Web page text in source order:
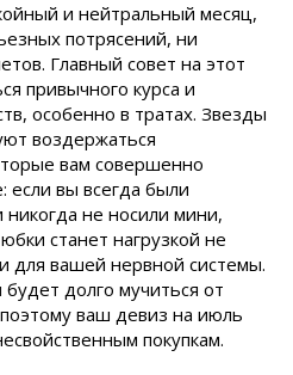
и нейтральный месяц,
потрясений, ни
Главный совет на этот
привычного курса и
особенно в тратах. Звезды
воздержаться
вам совершенно
если вы всегда были
не носили мини,
станет нагрузкой не
для вашей нервной системы.
долго мучиться от
ваш девиз на июль
покупкам.